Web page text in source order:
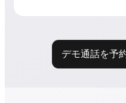
デモ通話を予